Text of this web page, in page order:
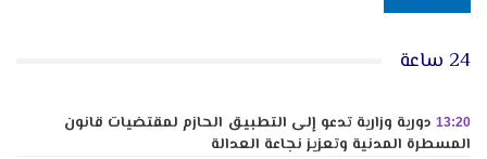
24 ساعة
13:20 دورية وزارية تدعو إلى التطبيق الحازم لمقتضيات قانون
المسطرة المدنية وتعزيز نجاعة العدالة